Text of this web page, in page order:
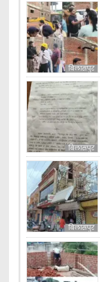
बिलासपुर
बिलासपुर
बिलासपुर